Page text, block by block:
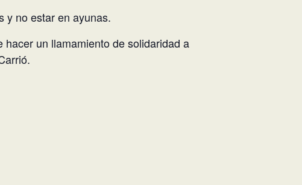
y no estar en ayunas.
un llamamiento de solidaridad a